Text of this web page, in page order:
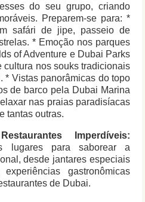
do seu grupo, criando
Preparem-se para: *
safári de jipe, passeio de
* Emoção nos parques
of Adventure e Dubai Parks
cultura nos souks tradicionais
* Vistas panorâmicas do topo
de barco pela Dubai Marina
nas praias paradisíacas
tantas outras.
Imperdíveis:
lugares para saborear a
desde jantares especiais
gastronômicas
de Dubai.